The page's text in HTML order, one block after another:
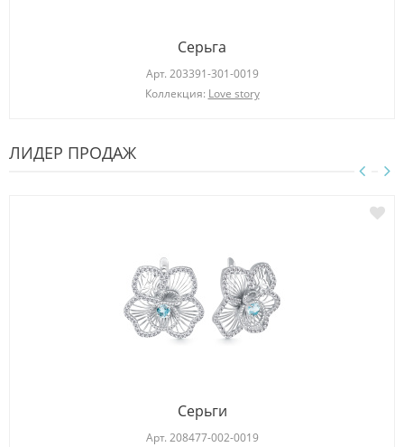
Серьга
Арт. 203391-301-0019
Коллекция: Love story
ЛИДЕР ПРОДАЖ
Серьги
Арт. 208477-002-0019